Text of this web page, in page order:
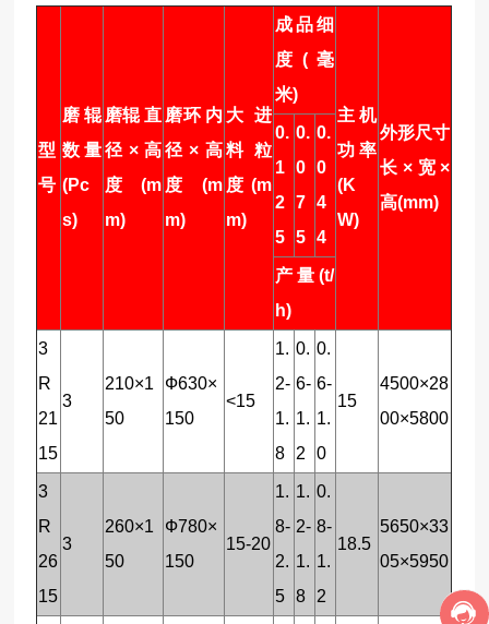
型
号
磨辊
数量
(Pc
s)
磨辊 直
径×高
度(m
m)
磨环 内
径×高
度(m
m)
大进
料粒
度(m
m)
成品细
度(毫
米)
主机
功率
(K
W)
外形尺寸
长×宽×
高(mm)
0.
1
2
5
0.
0
7
5
0.
0
4
4
产量(t/
h)
3
R
21
15
3
210×1
50
Ф630×
150
<15
1.
2-
1.
8
0.
6-
1.
2
0.
6-
1.
0
15
4500×28
00×5800
3
R
26
15
3
260×1
50
Ф780×
150
15-20
1.
8-
2.
5
1.
2-
1.
8
0.
8-
1.
2
18.5
5650×33
05×5950